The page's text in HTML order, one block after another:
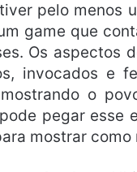
pelo menos
game que
Os aspectos
invocados e
o
pegar esse
mostrar